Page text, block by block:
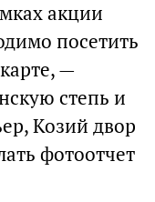
акции
посетить
—
степь и
Козий двор
фотоотчет